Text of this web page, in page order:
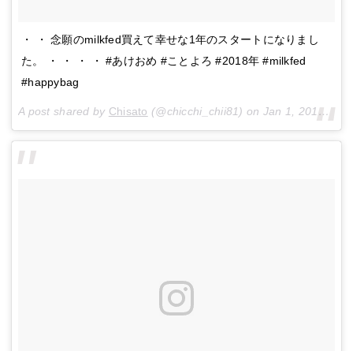
・ ・ 念願のmilkfed買えて幸せな1年のスタートになりまし
た。 ・ ・ ・ ・ #あけおめ #ことよろ #2018年 #milkfed
#happybag
A post shared by Chisato (@chicchi_chii81) on Jan 1, 2018 at 4:51am PST